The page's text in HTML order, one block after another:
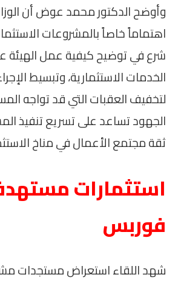
وأوضح الدكتور محمد عوض أن
اهتماماً خاصاً بالمشروعات
شرع في توضيح كيفية عمل الهيئة
الخدمات الاستثمارية، وتبسيط
لتخفيف العقبات التي قد تواجه
الجهود تساعد على تسريع تنفيذ
ثقة مجتمع الأعمال في مناخ
استثمارات
فوربس
شهد اللقاء استعراض مستجدات